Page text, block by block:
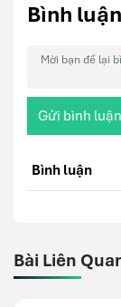
Bình luận
Gửi bình luận
Bình luận
Bài Liên